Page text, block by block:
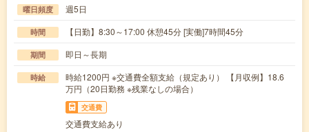
曜日頻度 週5日
時間 【日勤】8:30～17:00 休憩45分 [実働]7時間45分
期間 即日～長期
時給
時給1200円 ※交通費全額支給（規定あり） 【月収例】18.6
万円（20日勤務 ※残業なしの場合）
交通費
交通費支給あり